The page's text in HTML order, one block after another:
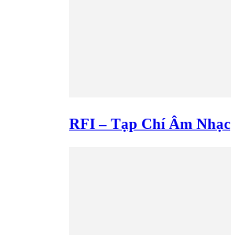
RFI – Tạp Chí Âm Nhạc